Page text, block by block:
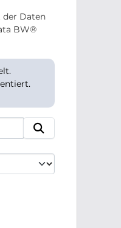
der Daten
BW®